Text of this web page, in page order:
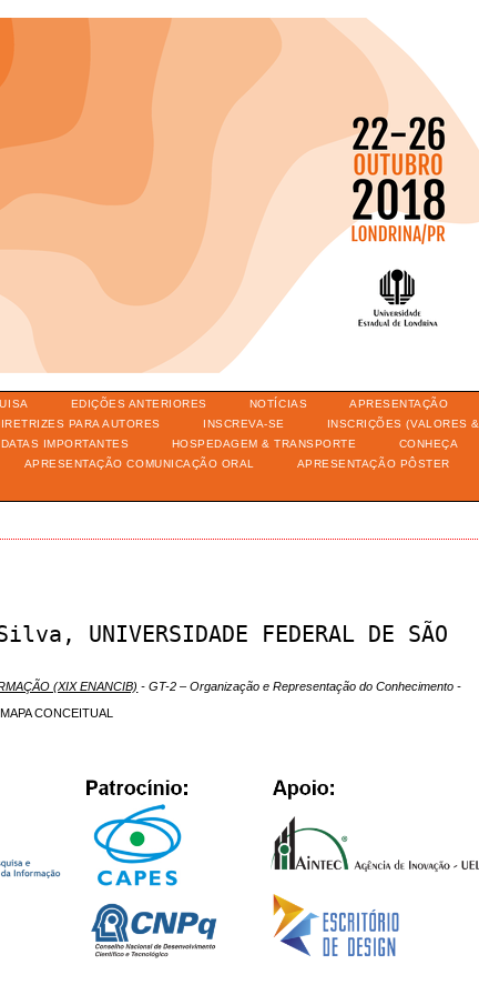
EDIÇÕES ANTERIORES NOTÍCIAS
APRESENTAÇÃO
PARA AUTORES INSCREVA-SE
INSCRIÇÕES (VALORES &
DATAS IMPORTANTES HOSPEDAGEM & TRANSPORTE
CONHEÇA
APRESENTAÇÃO COMUNICAÇÃO ORAL
APRESENTAÇÃO PÔSTER
UNIVERSIDADE FEDERAL DE SÃO
(XIX ENANCIB) - GT-2 – Organização e Representação do Conhecimento -
CONCEITUAL